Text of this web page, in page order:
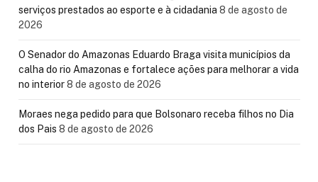
serviços prestados ao esporte e à cidadania 8 de agosto de
2026
O Senador do Amazonas Eduardo Braga visita municípios da
calha do rio Amazonas e fortalece ações para melhorar a vida
no interior8 de agosto de 2026
Moraes nega pedido para que Bolsonaro receba filhos no Dia
dos Pais 8 de agosto de 2026